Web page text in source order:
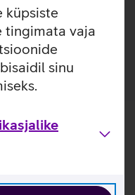
küpsiste
tingimata vaja
sinu
materjal
eemaldamiseks.